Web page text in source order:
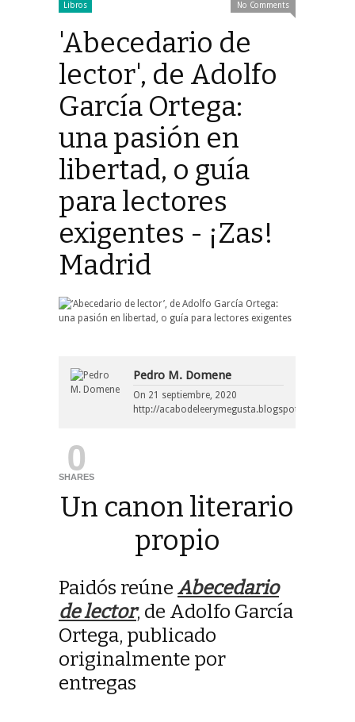
Libros No Comments
'Abecedario de
lector', de Adolfo
García Ortega:
una pasión en
libertad, o guía
para lectores
exigentes - ¡Zas!
Madrid
Pedro M. Domene
On 21 septiembre, 2020
http://acabodeleerymegusta.blogspot.com/
0
SHARES
Un canon literario
propio
Paidós reúne Abecedario
de lector, de Adolfo García
Ortega, publicado
originalmente por
entregas